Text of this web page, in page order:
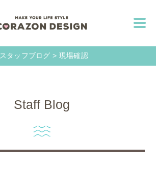
スタッフブログ > 現場確認
Staff Blog